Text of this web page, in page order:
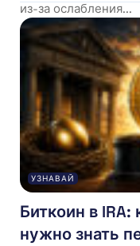
из-за ослабления...
УЗНАВАЙ
Биткоин в IRA:
нужно знать